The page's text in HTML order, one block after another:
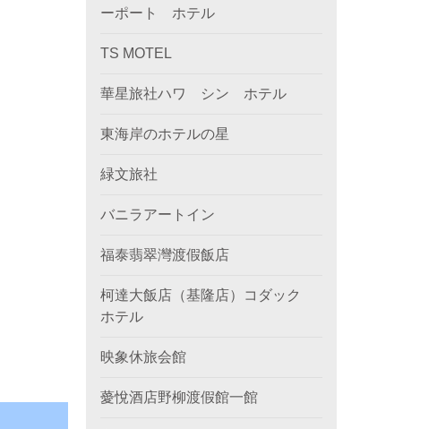
ーポート ホテル
TS MOTEL
華星旅社ハワ シン ホテル
東海岸のホテルの星
緑文旅社
バニラアートイン
福泰翡翠灣渡假飯店
柯達大飯店（基隆店）コダック
ホテル
映象休旅会館
薆悅酒店野柳渡假館一館